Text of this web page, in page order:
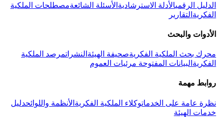
الدليل الرقميالأدلة الاسترشادية الأسئلة الشائعةمصطلحات الملكية
الفكرية التقارير
الأدوات والبحث
محرك بحث الملكية الفكريةصحيفة الهيئة النشراتمرصد الملكية
الفكرية البيانات المفتوحة مرئيات العموم
روابط مهمة
نظرة عامة على الخدماتوكلاء الملكية الفكرية الأنظمة واللوائحدليل
خدمات الهيئة